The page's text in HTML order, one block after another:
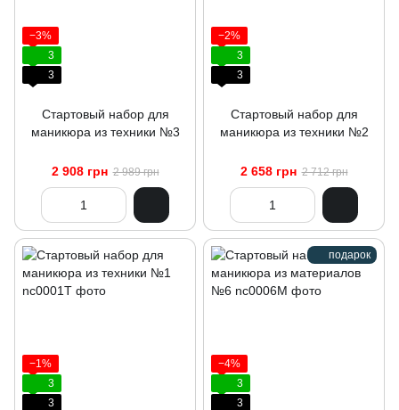
−3%
3
3
Стартовый набор для
маникюра из техники №3
2 908 грн 2 989 грн
−2%
3
3
Стартовый набор для
маникюра из техники №2
2 658 грн 2 712 грн
−1%
3
3
подарок
−4%
3
3